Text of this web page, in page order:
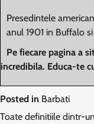
Presedintele
anul 1901 in Buffalo
Pe fiecare pagina a
incredibila. Educa-te
Posted in Barbati
Toate definitiile dintr-un